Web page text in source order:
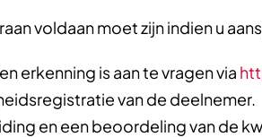
voldaan moet zijn indien u
erkenning is aan te vragen via
van de deelnemer.
en een beoordeling van de